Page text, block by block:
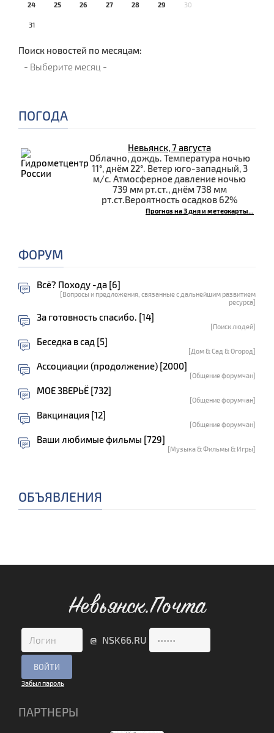
24 25 26 27 28 29 30
31
Поиск новостей по месяцам:
ПОГОДА
Невьянск, 7 августа
Облачно, дождь. Температура ночью
11°, днём 22°. Ветер юго-западный, 3
м/с. Атмосферное давление ночью
739 мм рт.ст., днём 738 мм
рт.ст.Вероятность осадков 62%
Прогноз на 3 дня и метеокарты...
ФОРУМ
Всё? Походу -да [6]
[Вопросы и предложения, связанные с дальнейшим развитием
ресурса]
За готовность спасибо. [14]
[Поиск людей]
Беседка в сад [5]
[Дом & Сад & Огород]
Ассоциации (продолжение) [2000]
[Общение форумчан]
МОЕ ЗВЕРЬЁ [732]
[Общение форумчан]
Вакцинация [12]
[Общение форумчан]
Ваши любимые фильмы [729]
[Музыка & Фильмы & Игры]
ОБЪЯВЛЕНИЯ
Невьянск.Почта
@ NSK66.RU
Забыл пароль
ПАРТНЕРЫ